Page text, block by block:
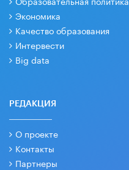
Экономика
Качество образования
Интервести
Big data
РЕДАКЦИЯ
О проекте
Контакты
Партнеры